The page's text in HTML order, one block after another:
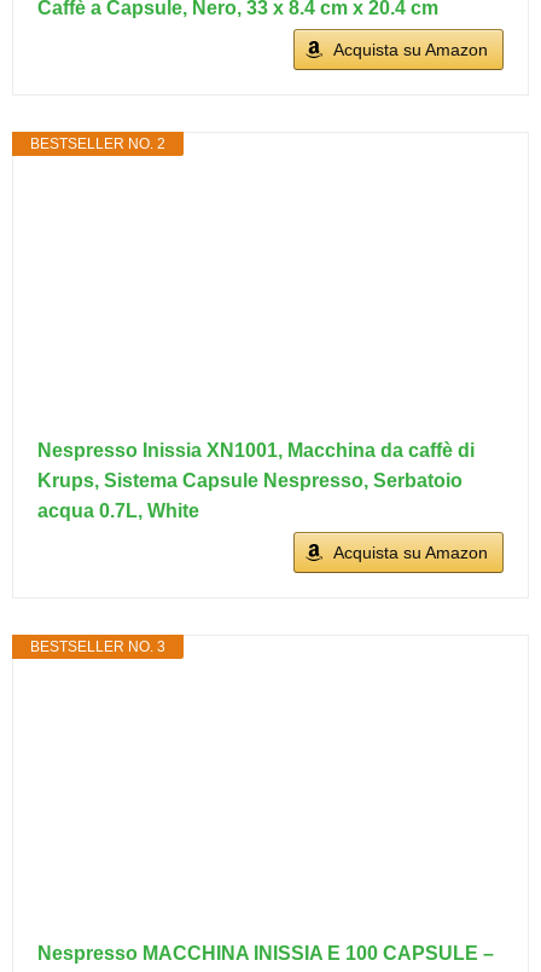
Caffè a Capsule, Nero, 33 x 8.4 cm x 20.4 cm
Acquista su Amazon
BESTSELLER NO. 2
Nespresso Inissia XN1001, Macchina da caffè di
Krups, Sistema Capsule Nespresso, Serbatoio
acqua 0.7L, White
Acquista su Amazon
BESTSELLER NO. 3
Nespresso MACCHINA INISSIA E 100 CAPSULE –